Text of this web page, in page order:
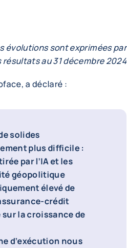
évolutions sont exprimées par
au 31 décembre 2024
a déclaré :
solides
plus difficile :
par l’IA et les
géopolitique
élevé de
crédit
la croissance de
d’exécution nous